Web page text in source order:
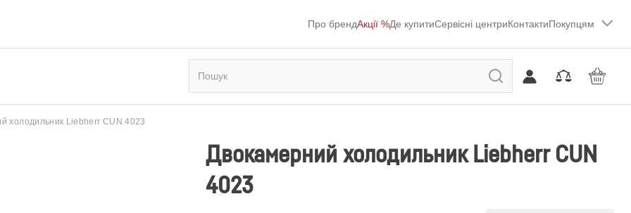
Про брендАкції %Де купитиСервісні центриКонтактиПокупцям
холодильник Liebherr CUN 4023
Двокамерний холодильник Liebherr CUN
4023